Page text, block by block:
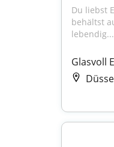
Du liebst
behältst
lebendig...
Glasvoll